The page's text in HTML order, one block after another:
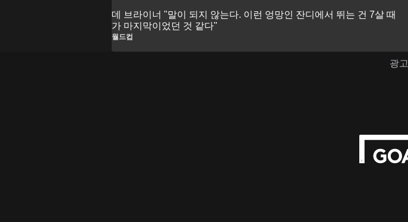
데 브라이너 "말이 되지 않는다. 이런 엉망인 잔디에서 뛰는 건 7살 때
가 마지막이었던 것 같다"
월드컵